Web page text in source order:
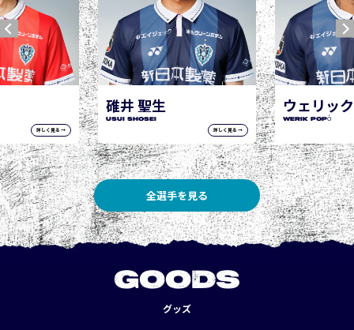
詳しく見る →
ウェリック ポポ
WERIK POPÓ
詳しく見る →
全選手を見る
GOODS
グッズ